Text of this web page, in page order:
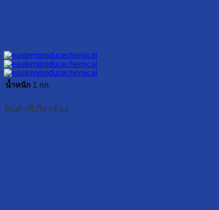
น้ำหนัก 1 กก.
สินค้าที่เกี่ยวข้อง